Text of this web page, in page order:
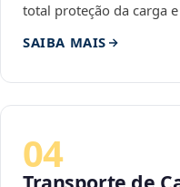
total proteção da carga
SAIBA MAIS
04